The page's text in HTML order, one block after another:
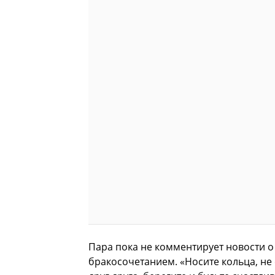
Пара пока не комментирует новости
бракосочетанием. «Носите кольца,